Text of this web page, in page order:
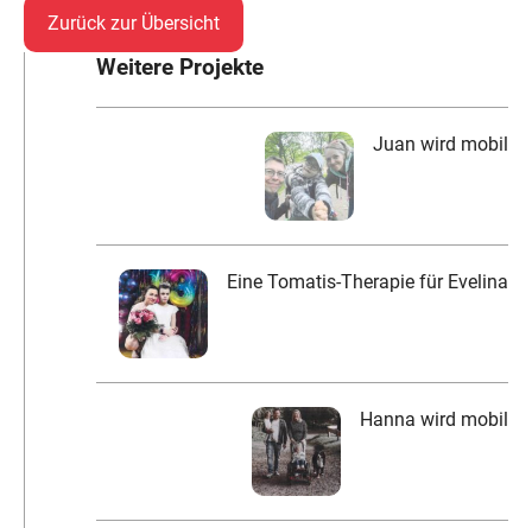
Zurück zur Übersicht
Weitere Projekte
Juan wird mobil
Eine Tomatis-Therapie für Evelina
Hanna wird mobil